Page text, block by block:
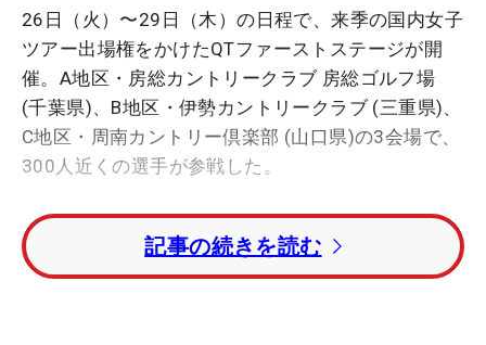
26日（火）〜29日（木）の日程で、来季の国内女子
ツアー出場権をかけたQTファーストステージが開
催。A地区・房総カントリークラブ 房総ゴルフ場
(千葉県)、B地区・伊勢カントリークラブ (三重県)、
C地区・周南カントリー倶楽部 (山口県)の3会場で、
300人近くの選手が参戦した。
今年のプロテスト合格者を写真と名前で覚えよう！
千葉県で行われているA地区の3日目は、前日に
記事の続きを読む